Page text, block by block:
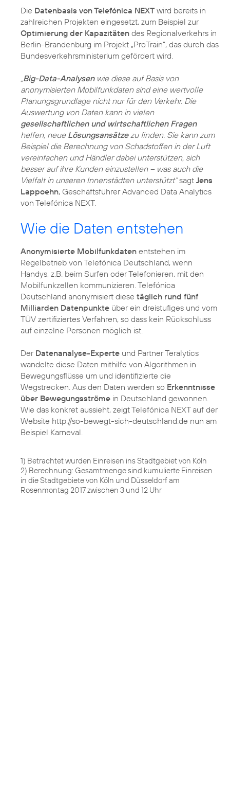
Die Datenbasis von Telefónica NEXT wird bereits in
zahlreichen Projekten eingesetzt, zum Beispiel zur
Optimierung der Kapazitäten des Regionalverkehrs in
Berlin-Brandenburg im Projekt „ProTrain“, das durch das
Bundesverkehrsministerium gefördert wird.
„Big-Data-Analysenwie diese auf Basis von
anonymisierten Mobilfunkdaten sind eine wertvolle
Planungsgrundlage nicht nur für den Verkehr. Die
Auswertung von Daten kann in vielen
gesellschaftlichen und wirtschaftlichen Fragen
helfen, neue Lösungsansätzezu finden. Sie kann zum
Beispiel die Berechnung von Schadstoffen in der Luft
vereinfachen und Händler dabei unterstützen, sich
besser auf ihre Kunden einzustellen – was auch die
Vielfalt in unseren Innenstädten unterstützt“sagt Jens
Lappoehn, Geschäftsführer Advanced Data Analytics
von Telefónica NEXT.
Wie die Daten entstehen
Anonymisierte Mobilfunkdaten entstehen im
Regelbetrieb von Telefónica Deutschland, wenn
Handys, z.B. beim Surfen oder Telefonieren, mit den
Mobilfunkzellen kommunizieren. Telefónica
Deutschland anonymisiert diese täglich rund fünf
Milliarden Datenpunkte über ein dreistufiges und vom
TÜV zertifiziertes Verfahren, so dass kein Rückschluss
auf einzelne Personen möglich ist.
Der Datenanalyse-Experte und Partner Teralytics
wandelte diese Daten mithilfe von Algorithmen in
Bewegungsflüsse um und identifizierte die
Wegstrecken. Aus den Daten werden so Erkenntnisse
über Bewegungsströme in Deutschland gewonnen.
Wie das konkret aussieht, zeigt Telefónica NEXT auf der
Website http://so-bewegt-sich-deutschland.de nun am
Beispiel Karneval.
1) Betrachtet wurden Einreisen ins Stadtgebiet von Köln
2) Berechnung: Gesamtmenge sind kumulierte Einreisen
in die Stadtgebiete von Köln und Düsseldorf am
Rosenmontag 2017 zwischen 3 und 12 Uhr